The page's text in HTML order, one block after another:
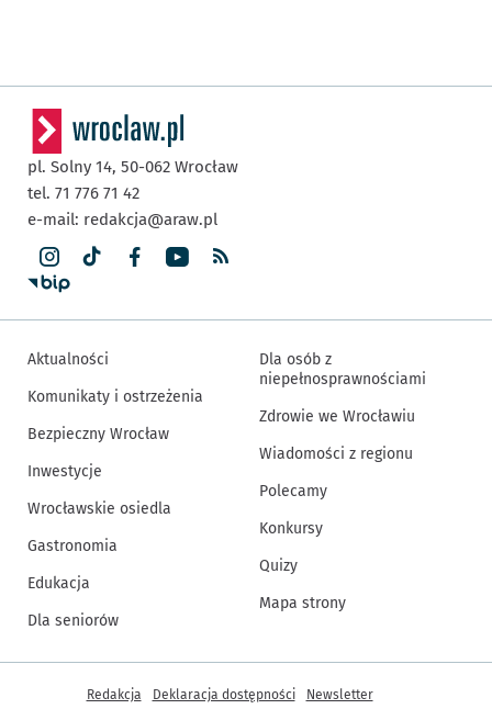
pl. Solny 14, 50-062 Wrocław
tel. 71 776 71 42
e-mail: redakcja@araw.pl
Aktualności
Komunikaty i ostrzeżenia
Bezpieczny Wrocław
Inwestycje
Wrocławskie osiedla
Gastronomia
Edukacja
Dla seniorów
Dla osób z
niepełnosprawnościami
Zdrowie we Wrocławiu
Wiadomości z regionu
Polecamy
Konkursy
Quizy
Mapa strony
Inne informacje
Redakcja Deklaracja dostępności Newsletter